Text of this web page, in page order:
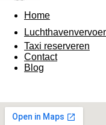
Home
Taxi reserveren
Contact
Blog